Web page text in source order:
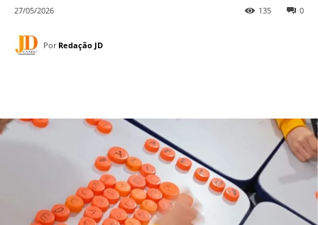
27/05/2026 0
135
Por Redação JD